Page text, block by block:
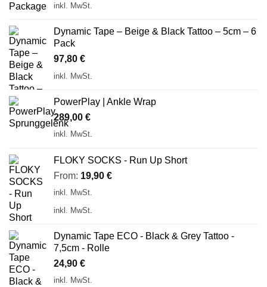
inkl. MwSt.
Dynamic Tape – Beige & Black Tattoo – 5cm – 6
Pack
97,80 €
inkl. MwSt.
PowerPlay | Ankle Wrap
289,00 €
inkl. MwSt.
FLOKY SOCKS - Run Up Short
From: 19,90 €
inkl. MwSt.
inkl. MwSt.
Dynamic Tape ECO - Black & Grey Tattoo -
7,5cm - Rolle
24,90 €
inkl. MwSt.